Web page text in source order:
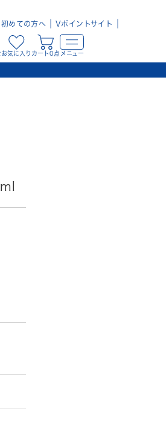
初めての方へ Vポイントサイト
お気に入り カート0点 メニュー